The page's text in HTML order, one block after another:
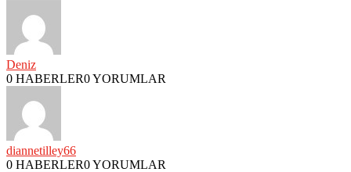
Deniz
0 HABERLER0 YORUMLAR
diannetilley66
0 HABERLER0 YORUMLAR